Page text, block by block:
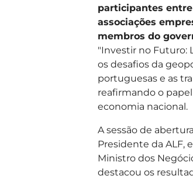
participantes
associações
membros do
"Investir no Futuro:
os desafios da
portuguesas e as
reafirmando o
economia nacional.
A sessão de
Presidente da ALF,
Ministro dos
destacou os